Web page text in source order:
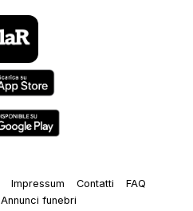
Impressum Contatti
FAQ
Annunci funebri